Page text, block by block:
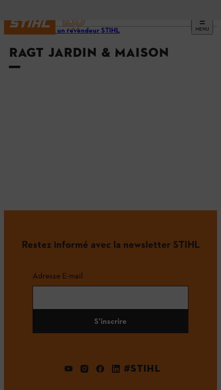
MENU
Trouvez un revendeur STIHL
RAGT JARDIN & MAISON
Restez informé avec la newsletter STIHL
Adresse E-mail
S'inscrire
#STIHL